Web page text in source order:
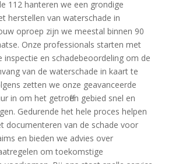
112 hanteren we een grondige
herstellen van waterschade in
oproep zijn we meestal binnen 90
Onze professionals starten met
inspectie en schadebeoordeling om de
van de waterschade in kaart te
zetten we onze geavanceerde
in om het getroffen gebied snel en
Gedurende het hele proces helpen
documenteren van de schade voor
en bieden we advies over
om toekomstige